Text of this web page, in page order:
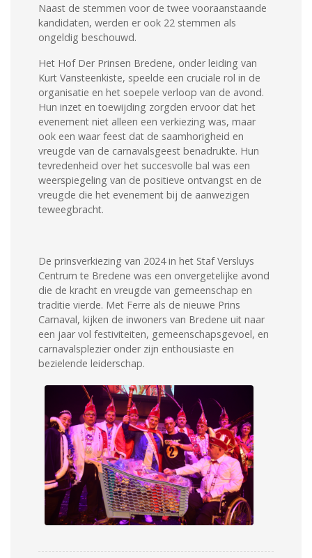
Naast de stemmen voor de twee vooraanstaande
kandidaten, werden er ook 22 stemmen als
ongeldig beschouwd.
Het Hof Der Prinsen Bredene, onder leiding van
Kurt Vansteenkiste, speelde een cruciale rol in de
organisatie en het soepele verloop van de avond.
Hun inzet en toewijding zorgden ervoor dat het
evenement niet alleen een verkiezing was, maar
ook een waar feest dat de saamhorigheid en
vreugde van de carnavalsgeest benadrukte. Hun
tevredenheid over het succesvolle bal was een
weerspiegeling van de positieve ontvangst en de
vreugde die het evenement bij de aanwezigen
teweegbracht.
De prinsverkiezing van 2024 in het Staf Versluys
Centrum te Bredene was een onvergetelijke avond
die de kracht en vreugde van gemeenschap en
traditie vierde. Met Ferre als de nieuwe Prins
Carnaval, kijken de inwoners van Bredene uit naar
een jaar vol festiviteiten, gemeenschapsgevoel, en
carnavalsplezier onder zijn enthousiaste en
bezielende leiderschap.